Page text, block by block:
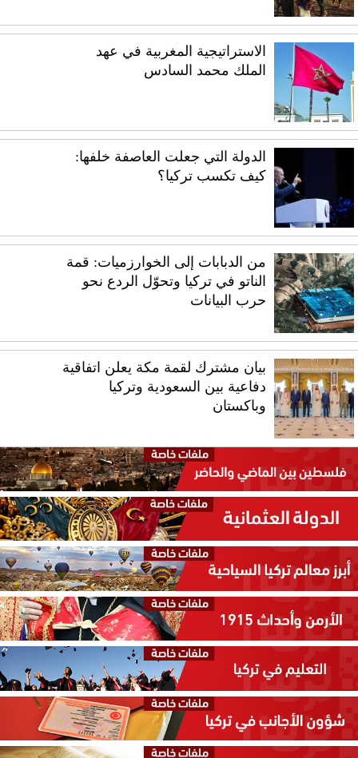
الاستراتيجية المغربية في عهد
الملك محمد السادس
الدولة التي جعلت العاصفة خلفها:
كيف تكسب تركيا؟
من الدبابات إلى الخوارزميات: قمة
الناتو في تركيا وتحوّل الردع نحو
حرب البيانات
بيان مشترك لقمة مكة يعلن اتفاقية
دفاعية بين السعودية وتركيا
وباكستان